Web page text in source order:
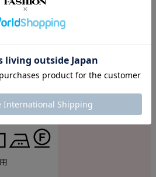
記品番をお伝え下さい。
立衿のVネックにサイドスリットを施した
に演出します。無地に映えるフラワーモ
なアクセントをプラス。スポーティーな
やかなコーディネートをお楽しみ頂けま